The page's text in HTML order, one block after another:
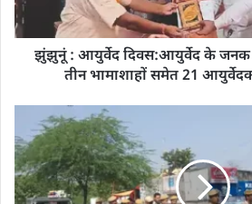
झुंझुनूं : आयुर्वेद दिवस:आयुर्वेद के जनक
तीन भामाशाहों समेत 21